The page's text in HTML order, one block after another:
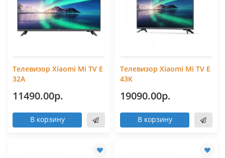
Телевизор Xiaomi Mi TV Е
32А
11490.00р.
В корзину
Телевизор Xiaomi Mi TV E
43К
19090.00р.
В корзину